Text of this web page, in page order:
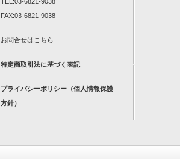
FAX:03-6821-9038
お問合せは こちら
特定商取引法に基づく表記
プライバシーポリシー（個人情報保護
方針）